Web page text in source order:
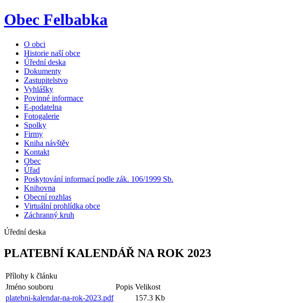
Obec Felbabka
O obci
Historie naší obce
Úřední deska
Dokumenty
Zastupitelstvo
Vyhlášky
Povinné informace
E-podatelna
Fotogalerie
Spolky
Firmy
Kniha návštěv
Kontakt
Obec
Úřad
Poskytování informací podle zák. 106/1999 Sb.
Knihovna
Obecní rozhlas
Virtuální prohlídka obce
Záchranný kruh
Úřední deska
PLATEBNÍ KALENDÁŘ NA ROK 2023
Přílohy k článku
Jméno souboru
Popis Velikost
platebni-kalendar-na-rok-2023.pdf
157.3 Kb